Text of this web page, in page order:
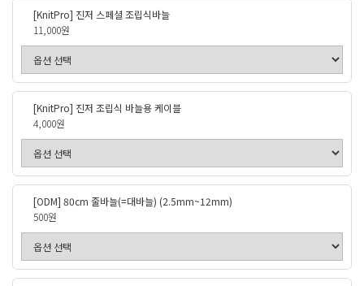
[KnitPro] 진저 스페셜 조립식바늘
11,000원
[KnitPro] 진저 조립식 바늘용 케이블
4,000원
[ODM] 80cm 줄바늘(=대바늘) (2.5mm~12mm)
500원